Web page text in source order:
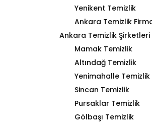
Yenikent Temizlik
Ankara Temizlik
Ankara Temizlik Şirketleri
Mamak Temizlik
Altındağ Temizlik
Yenimahalle Temizlik
Sincan Temizlik
Pursaklar Temizlik
Gölbaşı Temizlik